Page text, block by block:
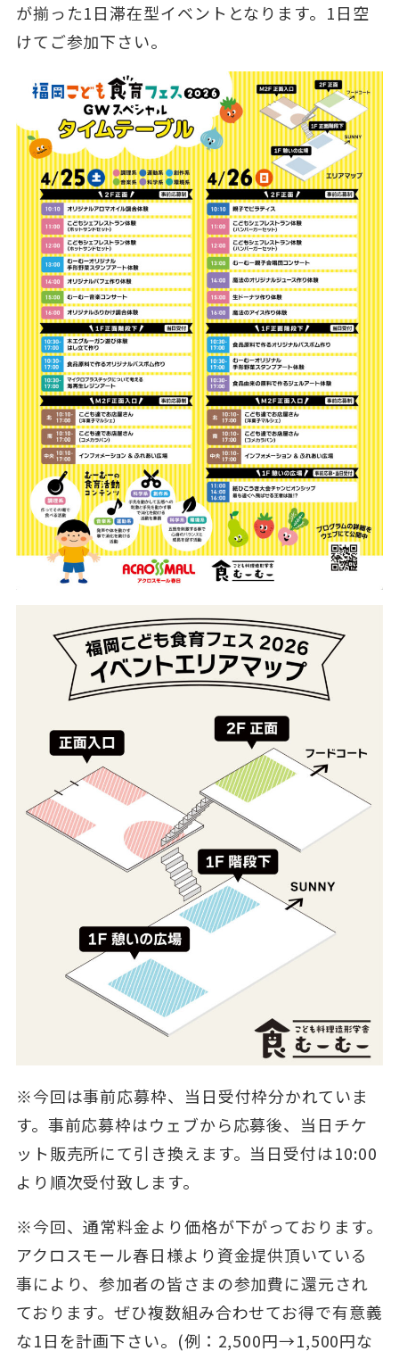
が揃った1日滞在型イベントとなります。1日空
けてご参加下さい。
※今回は事前応募枠、当日受付枠分かれていま
す。事前応募枠はウェブから応募後、当日チケ
ット販売所にて引き換えます。当日受付は10:00
より順次受付致します。
※今回、通常料金より価格が下がっております。
アクロスモール春日様より資金提供頂いている
事により、参加者の皆さまの参加費に還元され
ております。ぜひ複数組み合わせてお得で有意義
な1日を計画下さい。(例：2,500円→1,500円な